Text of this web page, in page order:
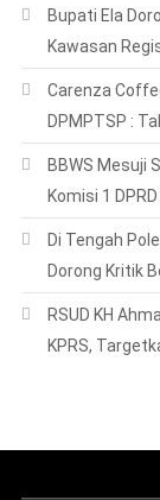
Bupati Ela
Kawasan
Carenza
DPMPTSP :
BBWS Mesuji
Komisi 1
Di Tengah
Dorong Kritik
RSUD KH
KPRS,